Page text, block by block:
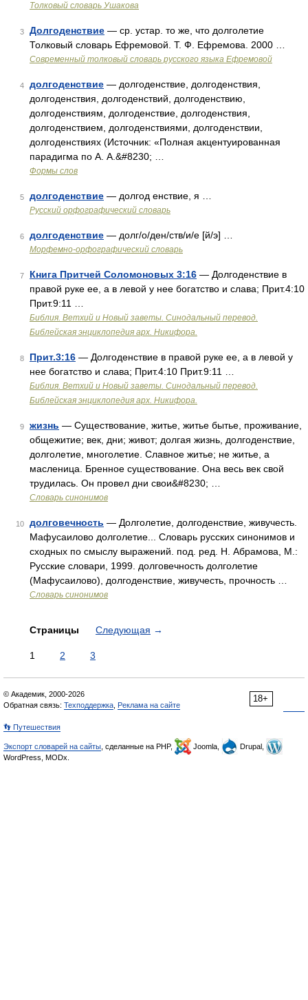
Толковый словарь Ушакова
3 Долгоденствие — ср. устар. то же, что долголетие
Толковый словарь Ефремовой. Т. Ф. Ефремова. 2000 …
Современный толковый словарь русского языка Ефремовой
4 долгоденствие — долгоденствие, долгоденствия,
долгоденствия, долгоденствий, долгоденствию,
долгоденствиям, долгоденствие, долгоденствия,
долгоденствием, долгоденствиями, долгоденствии,
долгоденствиях (Источник: «Полная акцентуированная
парадигма по А. А.&#8230; …
Формы слов
5 долгоденствие — долгод енствие, я …
Русский орфографический словарь
6 долгоденствие — долг/о/ден/ств/и/е [й/э] …
Морфемно-орфографический словарь
7 Книга Притчей Соломоновых 3:16 — Долгоденствие в
правой руке ее, а в левой у нее богатство и слава; Прит.4:10
Прит.9:11 …
Библия. Ветхий и Новый заветы. Синодальный перевод.
Библейская энциклопедия арх. Никифора.
8 Прит.3:16 — Долгоденствие в правой руке ее, а в левой у
нее богатство и слава; Прит.4:10 Прит.9:11 …
Библия. Ветхий и Новый заветы. Синодальный перевод.
Библейская энциклопедия арх. Никифора.
9 жизнь — Существование, житье, житье бытье, проживание,
общежитие; век, дни; живот; долгая жизнь, долгоденствие,
долголетие, многолетие. Славное житье; не житье, а
масленица. Бренное существование. Она весь век свой
трудилась. Он провел дни свои&#8230; …
Словарь синонимов
10 долговечность — Долголетие, долгоденствие, живучесть.
Мафусаилово долголетие... Словарь русских синонимов и
сходных по смыслу выражений. под. ред. Н. Абрамова, М.:
Русские словари, 1999. долговечность долголетие
(Мафусаилово), долгоденствие, живучесть, прочность …
Словарь синонимов
Страницы Следующая →
1 2 3
18+
© Академик, 2000-2026
Обратная связь: Техподдержка Реклама на сайте
👣 Путешествия
Экспорт словарей на сайты , сделанные на PHP, Joomla,
Drupal,
WordPress, MODx.